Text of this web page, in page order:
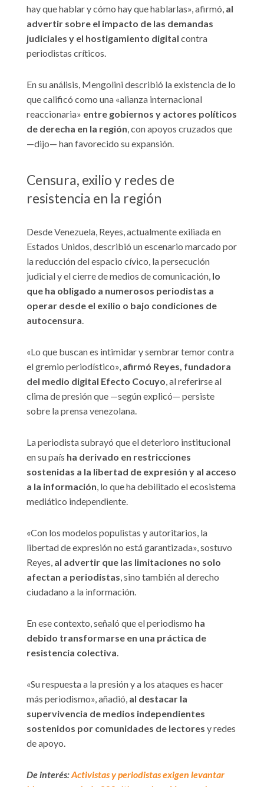
hay que hablar y cómo hay que hablarlas», afirmó, al
advertir sobre el impacto de las demandas
judiciales y el hostigamiento digital contra
periodistas críticos.
En su análisis, Mengolini describió la existencia de lo
que calificó como una «alianza internacional
reaccionaria» entre gobiernos y actores políticos
de derecha en la región , con apoyos cruzados que
—dijo— han favorecido su expansión.
Censura, exilio y redes de
resistencia en la región
Desde Venezuela, Reyes, actualmente exiliada en
Estados Unidos, describió un escenario marcado por
la reducción del espacio cívico, la persecución
judicial y el cierre de medios de comunicación, lo
que ha obligado a numerosos periodistas a
operar desde el exilio o bajo condiciones de
autocensura.
«Lo que buscan es intimidar y sembrar temor contra
el gremio periodístico», afirmó Reyes, fundadora
del medio digital Efecto Cocuyo, al referirse al
clima de presión que —según explicó— persiste
sobre la prensa venezolana.
La periodista subrayó que el deterioro institucional
en su país ha derivado en restricciones
sostenidas a la libertad de expresión y al acceso
a la información, lo que ha debilitado el ecosistema
mediático independiente.
«Con los modelos populistas y autoritarios, la
libertad de expresión no está garantizada», sostuvo
Reyes, al advertir que las limitaciones no solo
afectan a periodistas, sino también al derecho
ciudadano a la información.
En ese contexto, señaló que el periodismo ha
debido transformarse en una práctica de
resistencia colectiva.
«Su respuesta a la presión y a los ataques es hacer
más periodismo», añadió, al destacar la
supervivencia de medios independientes
sostenidos por comunidades de lectores y redes
de apoyo.
De interés:Activistas y periodistas exigen levantar